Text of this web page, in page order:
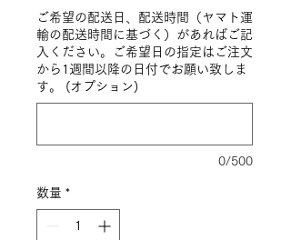
ご希望の配送日、配送時間（ヤマト運
輸の配送時間に基づく）があればご記
入ください。ご希望日の指定はご注文
から1週間以降の日付でお願い致しま
す。 (オプション)
0/500
数量 *